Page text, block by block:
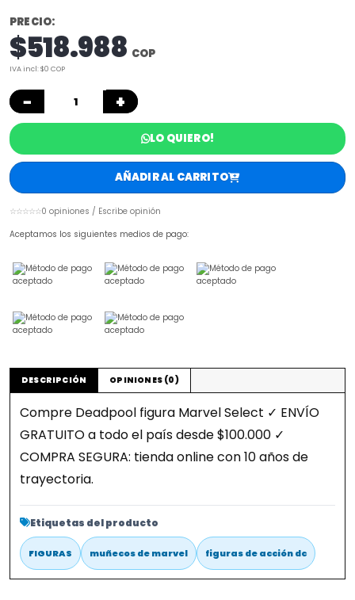
PRECIO:
$518.988 COP
IVA incl: $0 COP
− +
LO QUIERO!
AÑADIR AL CARRITO
☆☆☆☆☆0 opiniones / Escribe opinión
Aceptamos los siguientes medios de pago:
DESCRIPCIÓN OPINIONES (0)
Compre Deadpool figura Marvel Select ✓ ENVÍO
GRATUITO a todo el país desde $100.000 ✓
COMPRA SEGURA: tienda online con 10 años de
trayectoria.
Etiquetas del producto
FIGURAS muñecos de marvel figuras de acción dc